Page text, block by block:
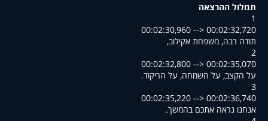
תמלול ההרצאה
1
00:02:30,960 --> 00:02:32,720
,תודה רבה, משפחת אקילוב
2
00:02:32,800 --> 00:02:35,070
.על הקצב, על השמחה, על הריקוד
3
00:02:35,220 --> 00:02:36,740
.אנחנו נראה אתכם בהמשך